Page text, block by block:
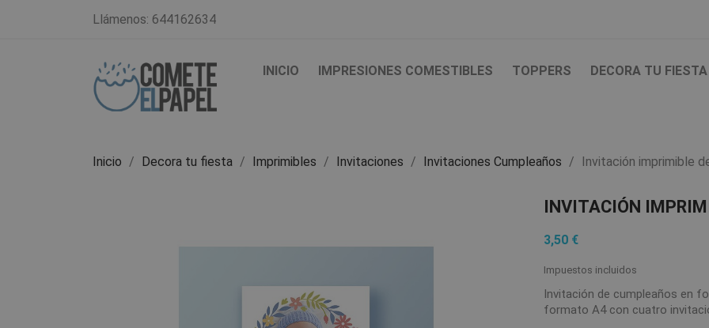
Llámenos: 644162634
INICIO IMPRESIONES COMESTIBLES TOPPERS DECORA TU FIESTA
Inicio Decora tu fiesta Imprimibles Invitaciones Invitaciones Cumpleaños Invitación imprimible
INVITACIÓN
3,50 €
Impuestos incluidos
Invitación de cumpleaños en
formato A4 con cuatro